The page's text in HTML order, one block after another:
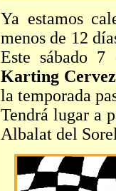
Ya estamos
menos de 12
Este sábado
Karting
la temporada
Tendrá lugar a
Albalat del